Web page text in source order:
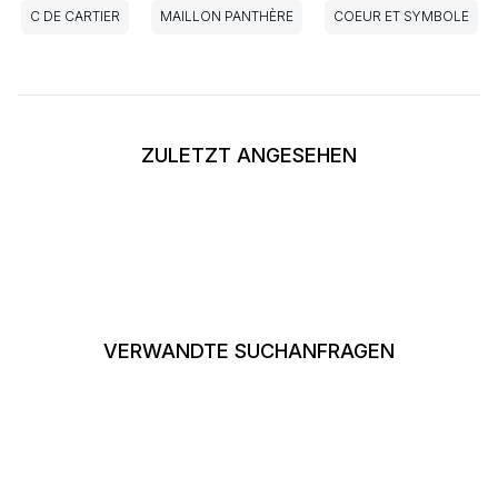
C DE CARTIER MAILLON PANTHÈRE COEUR ET SYMBOLE
ZULETZT ANGESEHEN
VERWANDTE SUCHANFRAGEN